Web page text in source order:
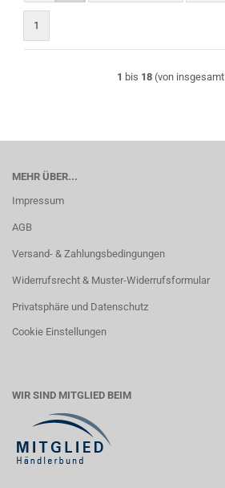
1
1 bis 18 (von insgesamt
MEHR ÜBER...
Impressum
AGB
Versand- & Zahlungsbedingungen
Widerrufsrecht & Muster-Widerrufsformular
Privatsphäre und Datenschutz
Cookie Einstellungen
WIR SIND MITGLIED BEIM